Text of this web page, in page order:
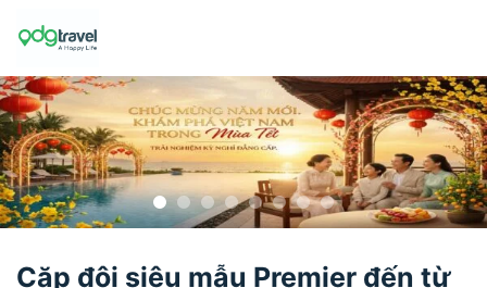
Cặp đôi siêu mẫu Premier đến từ